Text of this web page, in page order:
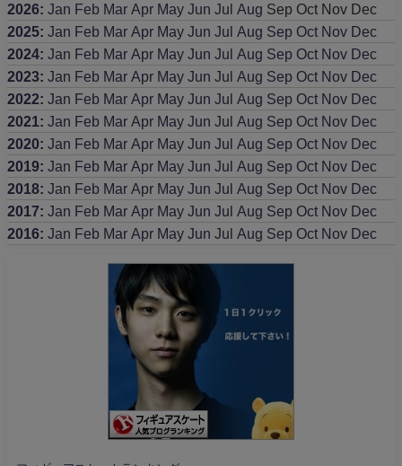
2026: Jan Feb Mar Apr May Jun Jul Aug Sep Oct Nov Dec
2025: Jan Feb Mar Apr May Jun Jul Aug Sep Oct Nov Dec
2024: Jan Feb Mar Apr May Jun Jul Aug Sep Oct Nov Dec
2023: Jan Feb Mar Apr May Jun Jul Aug Sep Oct Nov Dec
2022: Jan Feb Mar Apr May Jun Jul Aug Sep Oct Nov Dec
2021 : Jan Feb Mar Apr May Jun Jul Aug Sep Oct Nov Dec
2020: Jan Feb Mar Apr May Jun Jul Aug Sep Oct Nov Dec
2019: Jan Feb Mar Apr May Jun Jul Aug Sep Oct Nov Dec
2018: Jan Feb Mar Apr May Jun Jul Aug Sep Oct Nov Dec
2017: Jan Feb Mar Apr May Jun Jul Aug Sep Oct Nov Dec
2016: Jan Feb Mar Apr May Jun Jul Aug Sep Oct Nov Dec